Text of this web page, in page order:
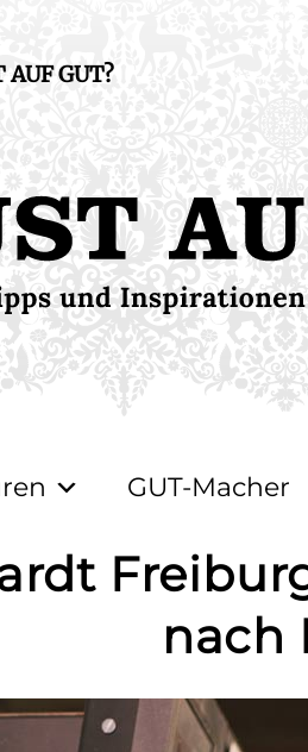
GUT?
GUT-Macher
nach